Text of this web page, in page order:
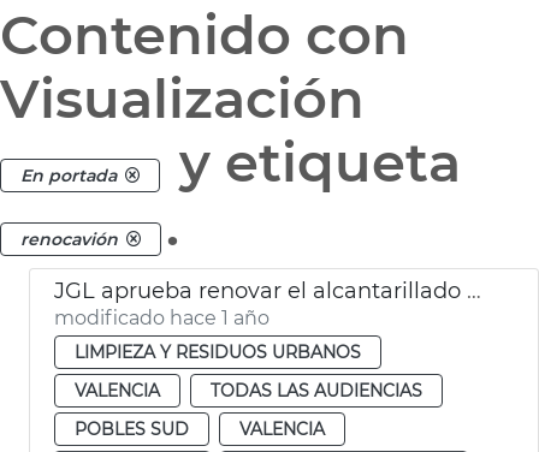
Contenido con
Visualización
En portada y etiqueta
renocavión .
JGL aprueba renovar el alcantarillado de La Torre
modificado hace 1 año
LIMPIEZA Y RESIDUOS URBANOS
VALENCIA
TODAS LAS AUDIENCIAS
POBLES SUD
VALENCIA